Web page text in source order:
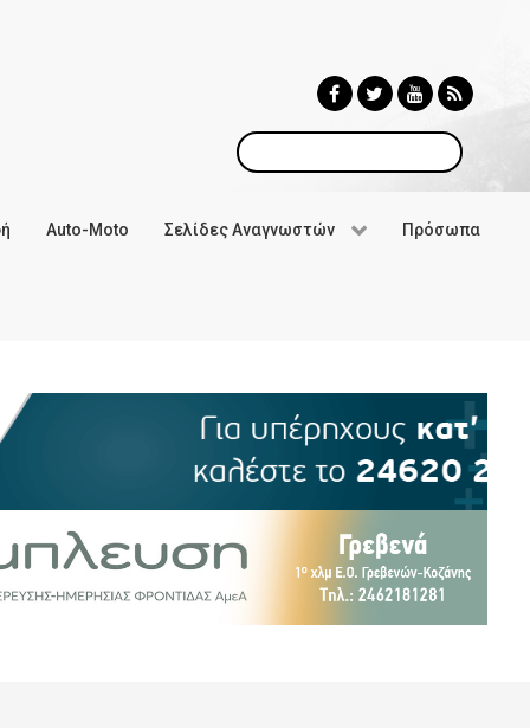
Αναζήτηση
Auto-Moto Σελίδες Αναγνωστών Πρόσωπα